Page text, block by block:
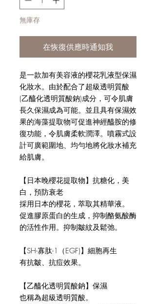
無庫存
在恢復供應時通知我
是一款加有美容液的櫻花乳液型保濕
化妝水。由於配合了超級透明質酸
(乙醯化透明質酸鈉)成分，可令肌膚
長久保濕成為可能。並且具有保濕效
果的海藻提取物可促進神經醯胺的修
復功能，令肌膚柔軟潤澤。噴霧式設
計可廣範圍地、均勻地將化妝水補充
給肌膚。
【日本晚櫻花提取物】抗糖化，美
白，預防衰老
採用日本的櫻花，萃取其精華液。
促進膠原蛋白的生成，抑制酪氨酸酶
的活性作用。抑制皺紋及鬆弛。
【SH-寡肽-1（EGF)】細胞再生
有抗皺、抗痘效果。
【乙醯化透明質酸鈉】保濕
也稱為超級透明質酸。